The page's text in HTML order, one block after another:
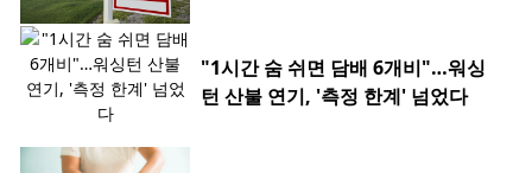
"1시간 숨 쉬면 담배 6개비"…워싱
턴 산불 연기, '측정 한계' 넘었다